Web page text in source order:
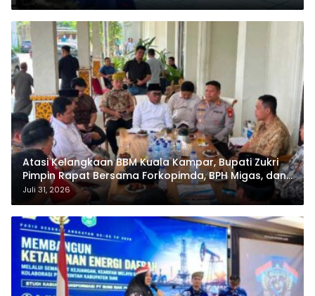
Atasi Kelangkaan BBM Kuala Kampar, Bupati Zukri
Pimpin Rapat Bersama Forkopimda, BPH Migas, dan
Pertamina
Juli 31, 2026